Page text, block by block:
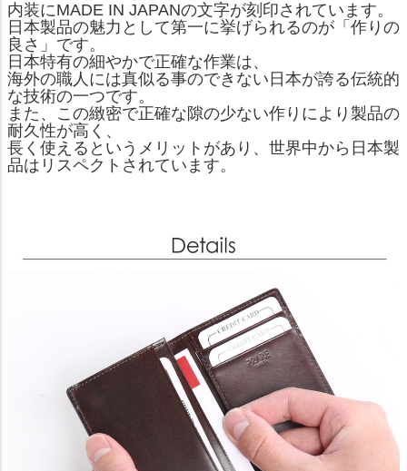
内装にMADE IN JAPANの文字が刻印されています。
日本製品の魅力として第一に挙げられるのが「作りの
良さ」です。
日本特有の細やかで正確な作業は、
海外の職人には真似る事のできない日本が誇る伝統的
な技術の一つです。
また、この緻密で正確な隙の少ない作りにより製品の
耐久性が高く、
長く使えるというメリットがあり、世界中から日本製
品はリスペクトされています。